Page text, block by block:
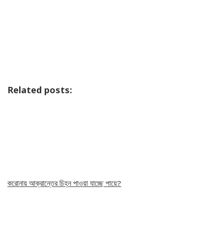
Related posts:
করোনায় আক্রান্তের চিহ্ন পাওয়া যাচ্ছে পায়ে?